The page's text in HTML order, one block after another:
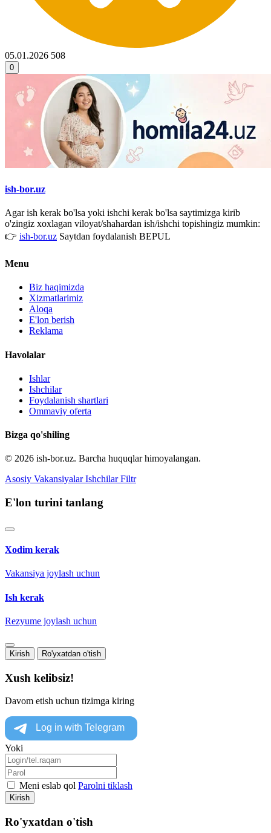
05.01.2026 508
0
ish-bor.uz
Agar ish kerak bo'lsa yoki ishchi kerak bo'lsa saytimizga kirib
o'zingiz xoxlagan viloyat/shahardan ish/ishchi topishingiz mumkin:
👉 ish-bor.uz Saytdan foydalanish BEPUL
Menu
Biz haqimizda
Xizmatlarimiz
Aloqa
E'lon berish
Reklama
Havolalar
Ishlar
Ishchilar
Foydalanish shartlari
Ommaviy oferta
Bizga qo'shiling
© 2026 ish-bor.uz. Barcha huquqlar himoyalangan.
Asosiy Vakansiyalar Ishchilar Filtr
E'lon turini tanlang
Xodim kerak
Vakansiya joylash uchun
Ish kerak
Rezyume joylash uchun
Kirish Ro'yxatdan o'tish
Xush kelibsiz!
Davom etish uchun tizimga kiring
Yoki
Meni eslab qol Parolni tiklash
Kirish
Ro'yxatdan o'tish